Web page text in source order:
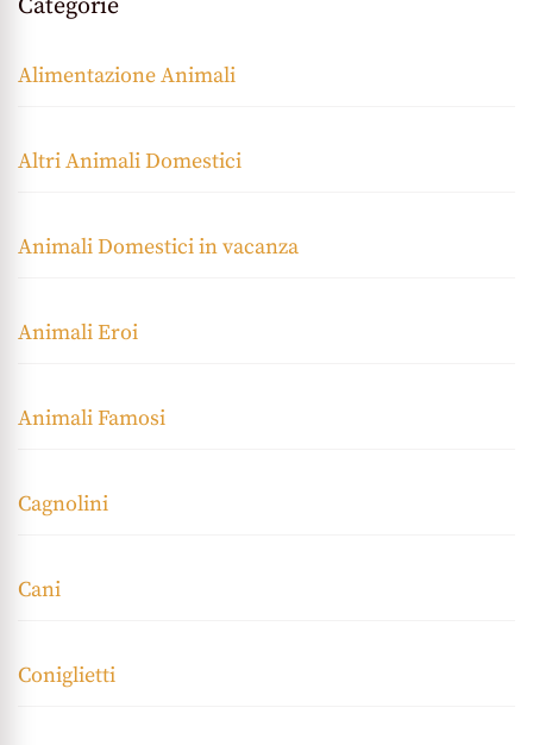
Categorie
Alimentazione Animali
Altri Animali Domestici
Animali Domestici in vacanza
Animali Eroi
Animali Famosi
Cagnolini
Cani
Coniglietti